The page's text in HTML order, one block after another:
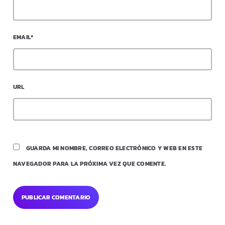
EMAIL*
URL
GUARDA MI NOMBRE, CORREO ELECTRÓNICO Y WEB EN ESTE
NAVEGADOR PARA LA PRÓXIMA VEZ QUE COMENTE.